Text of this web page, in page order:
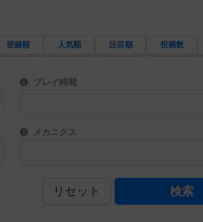
登録順 人気順 注目順 投稿数
るボードゲームを指定します。
目安となる所要時間を指定することがで
プレイ時間
とができます。直感的にゲームシステムを理
ゲーム性を構成するコアシステムです。
メカニクス
リセット